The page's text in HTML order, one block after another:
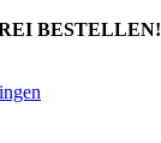
BESTELLEN!